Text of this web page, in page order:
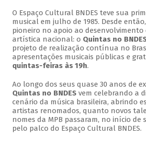
O Espaço Cultural BNDES teve sua
musical em julho de 1985. Desde
pioneiro no apoio ao
artística nacional: o Quintas no
projeto de realização contínua no
apresentações musicais públicas e
quintas-feiras às 19h.
Ao longo dos seus quase 30 anos de
Quintas no BNDESvem celebrando a
cenário da música brasileira, abrindo
artistas renomados, quanto novos
nomes da MPB passaram, no início de
pelo palco do Espaço Cultural BNDES.